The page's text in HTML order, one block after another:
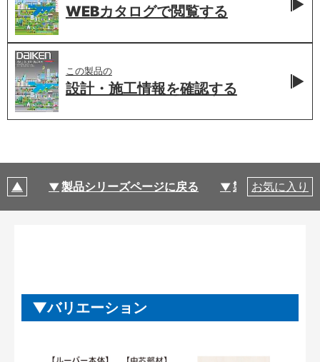
WEBカタログで閲覧する
この製品の
設計・施工情報を確認する
製品シリーズページに戻る 製品仕様
お気に入り
バリエーション